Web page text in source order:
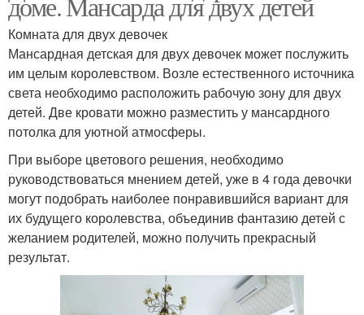
Комната для двух девочек
Мансардная детская для двух девочек может послужить
им целым королевством. Возле естественного источника
света необходимо расположить рабочую зону для двух
детей. Две кровати можно разместить у мансардного
потолка для уютной атмосферы.
При выборе цветового решения, необходимо
руководствоваться мнением детей, уже в 4 года девочки
могут подобрать наиболее понравившийся вариант для
их будущего королевства, объединив фантазию детей с
желанием родителей, можно получить прекрасный
результат.